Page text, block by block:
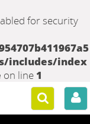
for security
includes/index
on line 1